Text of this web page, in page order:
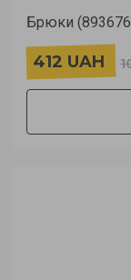
Брюки
412 UAH